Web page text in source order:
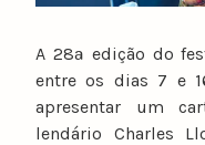
A 28ª edição do
entre os dias 7 e
apresentar um
lendário Charles